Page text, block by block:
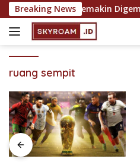
Skip
to
content
Breaking News
yang Semakin Digemari
ruang sempit